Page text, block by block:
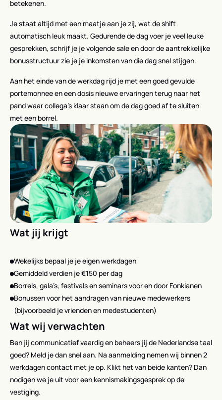
betekenen.
Je staat altijd met een maatje aan je zij, wat de shift
automatisch leuk maakt. Gedurende de dag voer je veel leuke
gesprekken, schrijf je je volgende sale en door de aantrekkelijke
bonusstructuur zie je je inkomsten van die dag snel stijgen.
Aan het einde van de werkdag rijd je met een goed gevulde
portemonnee en een dosis nieuwe ervaringen terug naar het
pand waar collega’s klaar staan om de dag goed af te sluiten
met een borrel.
Wat jij krijgt
Wekelijks bepaal je je eigen werkdagen
Gemiddeld verdien je €150 per dag
Borrels, gala’s, festivals en seminars voor en door Fonkianen
Bonussen voor het aandragen van nieuwe medewerkers
(bijvoorbeeld je vrienden en medestudenten)
Wat wij verwachten
Ben jij communicatief vaardig en beheers jij de Nederlandse taal
goed? Meld je dan snel aan. Na aanmelding nemen wij binnen 2
werkdagen contact met je op. Klikt het van beide kanten? Dan
nodigen we je uit voor een kennismakingsgesprek op de
vestiging.